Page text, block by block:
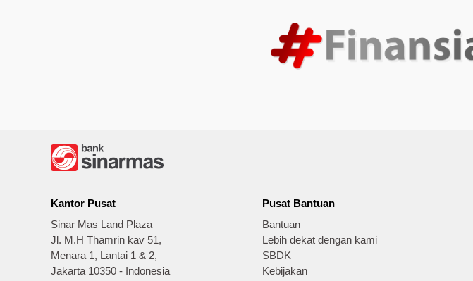
Kantor Pusat
Sinar Mas Land Plaza
Jl. M.H Thamrin kav 51,
Menara 1, Lantai 1 & 2,
Jakarta 10350 - Indonesia
Pusat Bantuan
Bantuan
Lebih dekat dengan kami
SBDK
Kebijakan